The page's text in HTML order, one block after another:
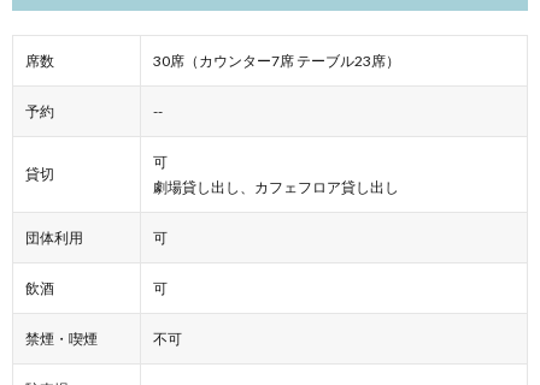
席数 30席（カウンター7席 テーブル23席）
予約 --
貸切
可
劇場貸し出し、カフェフロア貸し出し
団体利用 可
飲酒 可
禁煙・喫煙 不可